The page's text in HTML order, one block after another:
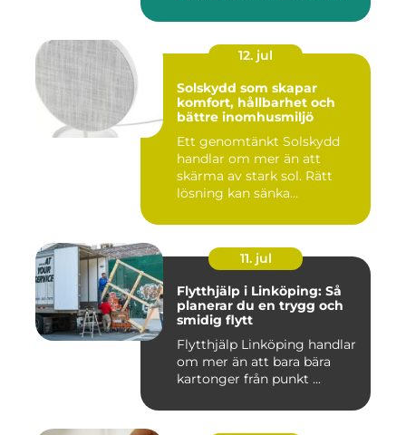
12. jul
Solskydd som skapar
komfort, hållbarhet och
bättre inomhusmiljö
Ett genomtänkt Solskydd
handlar om mer än att
skärma av stark sol. Rätt
lösning kan sänka
11. jul
Flytthjälp i Linköping: Så
planerar du en trygg och
smidig flytt
Flytthjälp Linköping handlar
om mer än att bara bära
kartonger från punkt ...